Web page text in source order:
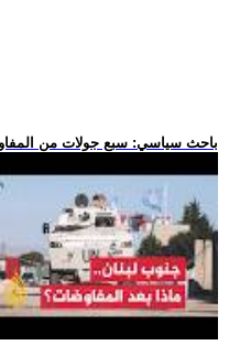
.. باحث سياسي: سبع جولات من